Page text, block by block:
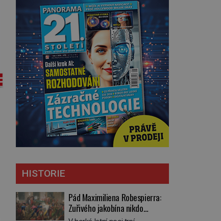
HISTORIE
Pád Maximiliena Robespierra:
Zuřivého jakobína nikdo